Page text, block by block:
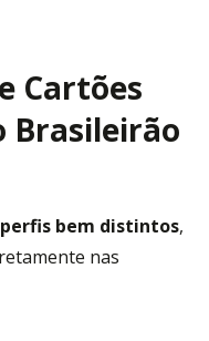
Cartões
Brasileirão
bem distintos,
nas